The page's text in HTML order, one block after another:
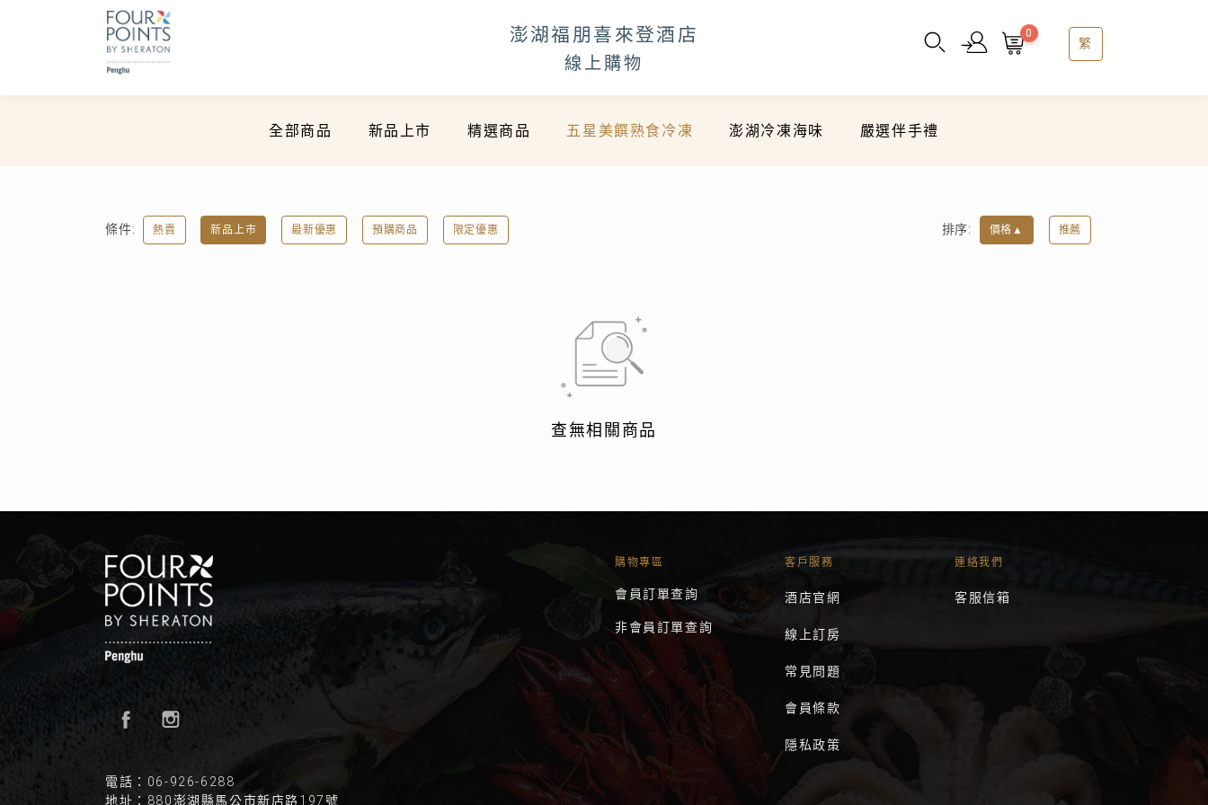
澎湖福朋喜來登酒店
線上購物
0
繁
全部商品 新品上市 精選商品 五星美饌熟食冷凍 澎湖冷凍海味 嚴選伴手禮
條件: 熱賣 新品上市 最新優惠 預購商品 限定優惠 排序: 價格 ▲ 推薦
查無相關商品
電話：06-926-6288
地址：880澎湖縣馬公市新店路197號
購物專區
會員訂單查詢
非會員訂單查詢
客戶服務
酒店官網
線上訂房
常見問題
會員條款
隱私政策
連絡我們
客服信箱